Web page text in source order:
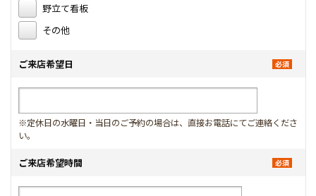
野立て看板
その他
ご来店希望日
※定休日の水曜日・当日のご予約の場合は、直接お電話にてご連絡くださ
い。
ご来店希望時間